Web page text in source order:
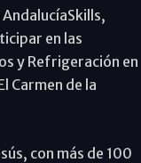
en las
y Refrigeración en
Carmen de la
con más de 100